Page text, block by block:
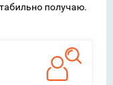
получаю.